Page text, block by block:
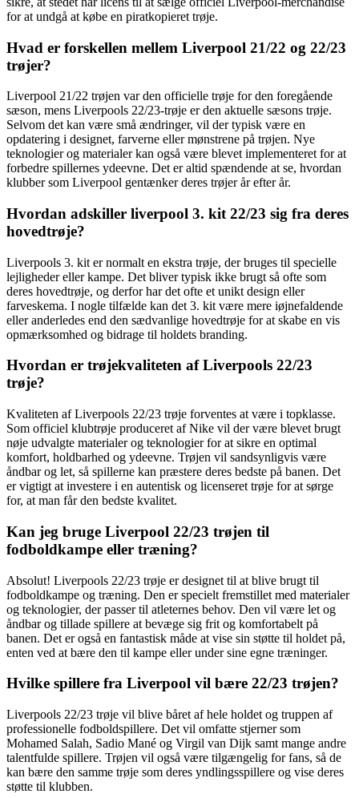
for at undgå at købe en piratkopieret trøje.
Hvad er forskellen mellem Liverpool 21/22 og 22/23
trøjer?
Liverpool 21/22 trøjen var den officielle trøje for den foregående
sæson, mens Liverpools 22/23-trøje er den aktuelle sæsons trøje.
Selvom det kan være små ændringer, vil der typisk være en
opdatering i designet, farverne eller mønstrene på trøjen. Nye
teknologier og materialer kan også være blevet implementeret for at
forbedre spillernes ydeevne. Det er altid spændende at se, hvordan
klubber som Liverpool gentænker deres trøjer år efter år.
Hvordan adskiller liverpool 3. kit 22/23 sig fra deres
hovedtrøje?
Liverpools 3. kit er normalt en ekstra trøje, der bruges til specielle
lejligheder eller kampe. Det bliver typisk ikke brugt så ofte som
deres hovedtrøje, og derfor har det ofte et unikt design eller
farveskema. I nogle tilfælde kan det 3. kit være mere iøjnefaldende
eller anderledes end den sædvanlige hovedtrøje for at skabe en vis
opmærksomhed og bidrage til holdets branding.
Hvordan er trøjekvaliteten af Liverpools 22/23
trøje?
Kvaliteten af Liverpools 22/23 trøje forventes at være i topklasse.
Som officiel klubtrøje produceret af Nike vil der være blevet brugt
nøje udvalgte materialer og teknologier for at sikre en optimal
komfort, holdbarhed og ydeevne. Trøjen vil sandsynligvis være
åndbar og let, så spillerne kan præstere deres bedste på banen. Det
er vigtigt at investere i en autentisk og licenseret trøje for at sørge
for, at man får den bedste kvalitet.
Kan jeg bruge Liverpool 22/23 trøjen til
fodboldkampe eller træning?
Absolut! Liverpools 22/23 trøje er designet til at blive brugt til
fodboldkampe og træning. Den er specielt fremstillet med materialer
og teknologier, der passer til atleternes behov. Den vil være let og
åndbar og tillade spillere at bevæge sig frit og komfortabelt på
banen. Det er også en fantastisk måde at vise sin støtte til holdet på,
enten ved at bære den til kampe eller under sine egne træninger.
Hvilke spillere fra Liverpool vil bære 22/23 trøjen?
Liverpools 22/23 trøje vil blive båret af hele holdet og truppen af
professionelle fodboldspillere. Det vil omfatte stjerner som
Mohamed Salah, Sadio Mané og Virgil van Dijk samt mange andre
talentfulde spillere. Trøjen vil også være tilgængelig for fans, så de
kan bære den samme trøje som deres yndlingsspillere og vise deres
støtte til klubben.